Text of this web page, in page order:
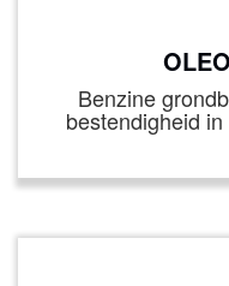
Benzine
bestendigheid